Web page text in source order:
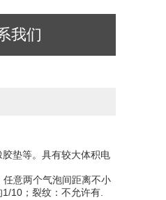
我们
垫等。具有较大体积电
任意两个气泡间距离不小
10；裂纹：不允许有.